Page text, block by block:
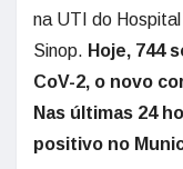
na UTI do
Sinop. Hoje, 744
CoV-2, o novo
Nas últimas 24
positivo no